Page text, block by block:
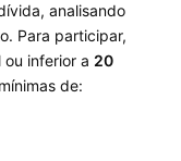
analisando
Para participar,
inferior a 20
de: